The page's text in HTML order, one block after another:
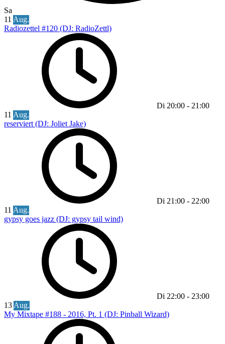
Sa
11 Aug.
Radiozettel #120 (DJ: RadioZettl)
Di 20:00 - 21:00
11 Aug.
reserviert (DJ: Joliet Jake)
Di 21:00 - 22:00
11 Aug.
gypsy goes jazz (DJ: gypsy tail wind)
Di 22:00 - 23:00
13 Aug.
My Mixtape #188 - 2016, Pt. 1 (DJ: Pinball Wizard)